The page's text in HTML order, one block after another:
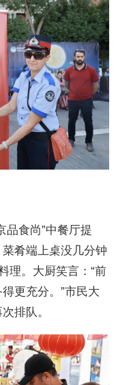
品食尚”中餐厅提
肴端上桌没几分钟
理。大厨笑言：“前
更充分。”市民大
排队。